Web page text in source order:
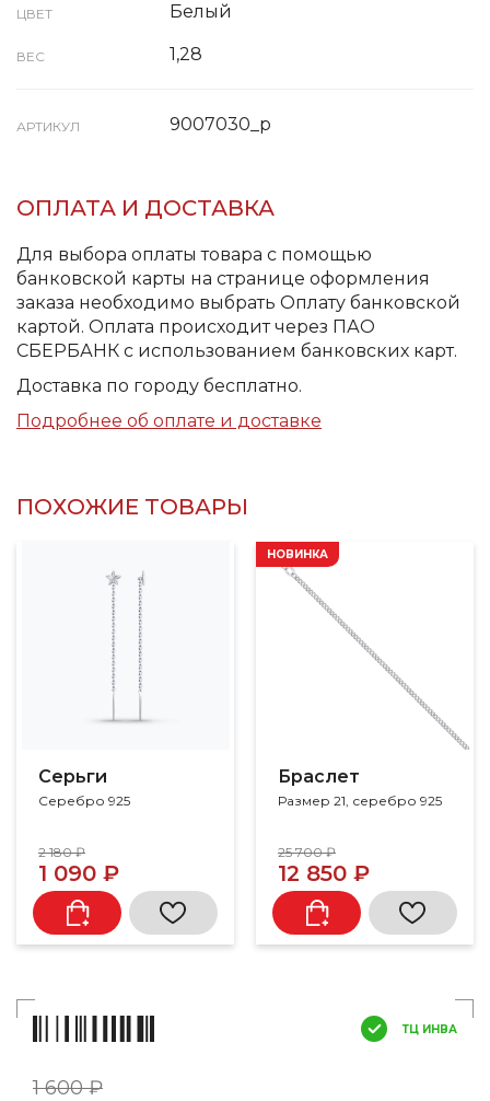
ЦВЕТ Белый
ВЕС 1,28
АРТИКУЛ 9007030_р
ОПЛАТА И ДОСТАВКА
Для выбора оплаты товара с помощью
банковской карты на странице оформления
заказа необходимо выбрать Оплату банковской
картой. Оплата происходит через ПАО
СБЕРБАНК с использованием банковских карт.
Доставка по городу бесплатно.
Подробнее об оплате и доставке
ПОХОЖИЕ ТОВАРЫ
Серьги
Серебро 925
2 180 ₽
1 090 ₽
Браслет
Размер 21, серебро 925
НОВИНКА
25 700 ₽
12 850 ₽
ТЦ ИНВА
1 600 ₽